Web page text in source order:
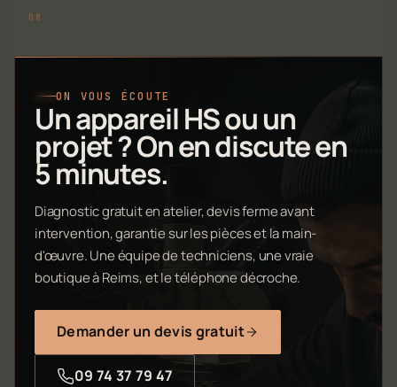
ON VOUS ÉCOUTE
Un appareil HS ou un
projet ? On en discute en
5 minutes.
Diagnostic gratuit en atelier, devis ferme avant
intervention, garantie sur les pièces et la main-
d'œuvre. Une équipe de techniciens, une vraie
boutique à Reims, et le téléphone décroche.
Demander un devis gratuit
09 74 37 79 47